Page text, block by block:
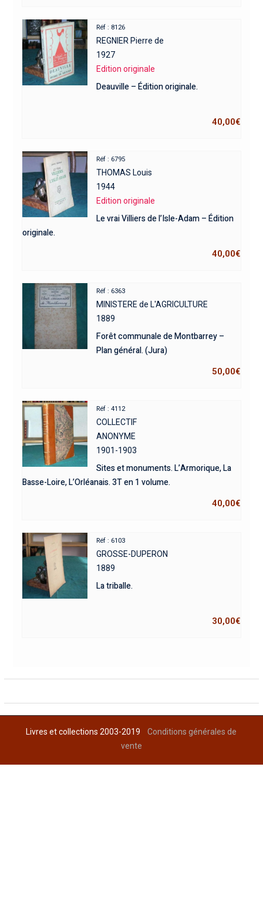
Réf : 8126
REGNIER Pierre de
1927
Edition originale
Deauville – Édition originale.
40,00€
Réf : 6795
THOMAS Louis
1944
Edition originale
Le vrai Villiers de l’Isle-Adam – Édition
originale.
40,00€
Réf : 6363
MINISTERE de L'AGRICULTURE
1889
Forêt communale de Montbarrey –
Plan général. (Jura)
50,00€
Réf : 4112
COLLECTIF
ANONYME
1901-1903
Sites et monuments. L’Armorique, La
Basse-Loire, L’Orléanais. 3T en 1 volume.
40,00€
Réf : 6103
GROSSE-DUPERON
1889
La triballe.
30,00€
Livres et collections 2003-2019Conditions générales de
vente